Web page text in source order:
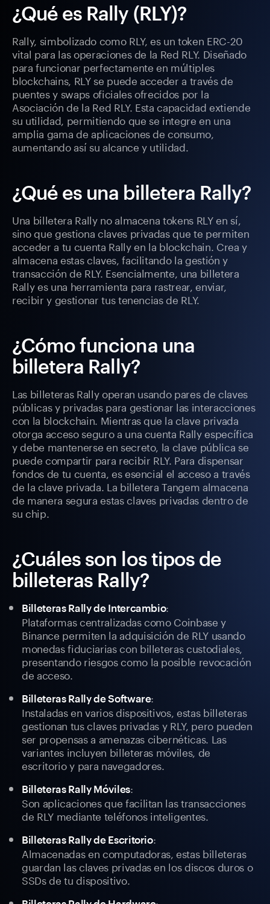
¿Qué es Rally (RLY)?
Rally, simbolizado como RLY, es un token ERC-20
vital para las operaciones de la Red RLY. Diseñado
para funcionar perfectamente en múltiples
blockchains, RLY se puede acceder a través de
puentes y swaps oficiales ofrecidos por la
Asociación de la Red RLY. Esta capacidad extiende
su utilidad, permitiendo que se integre en una
amplia gama de aplicaciones de consumo,
aumentando así su alcance y utilidad.
¿Qué es una billetera Rally?
Una billetera Rally no almacena tokens RLY en sí,
sino que gestiona claves privadas que te permiten
acceder a tu cuenta Rally en la blockchain. Crea y
almacena estas claves, facilitando la gestión y
transacción de RLY. Esencialmente, una billetera
Rally es una herramienta para rastrear, enviar,
recibir y gestionar tus tenencias de RLY.
¿Cómo funciona una
billetera Rally?
Las billeteras Rally operan usando pares de claves
públicas y privadas para gestionar las interacciones
con la blockchain. Mientras que la clave privada
otorga acceso seguro a una cuenta Rally específica
y debe mantenerse en secreto, la clave pública se
puede compartir para recibir RLY. Para dispensar
fondos de tu cuenta, es esencial el acceso a través
de la clave privada. La billetera Tangem almacena
de manera segura estas claves privadas dentro de
su chip.
¿Cuáles son los tipos de
billeteras Rally?
Billeteras Rally de Intercambio:
Plataformas centralizadas como Coinbase y
Binance permiten la adquisición de RLY usando
monedas fiduciarias con billeteras custodiales,
presentando riesgos como la posible revocación
de acceso.
Billeteras Rally de Software:
Instaladas en varios dispositivos, estas billeteras
gestionan tus claves privadas y RLY, pero pueden
ser propensas a amenazas cibernéticas. Las
variantes incluyen billeteras móviles, de
escritorio y para navegadores.
Billeteras Rally Móviles:
Son aplicaciones que facilitan las transacciones
de RLY mediante teléfonos inteligentes.
Billeteras Rally de Escritorio:
Almacenadas en computadoras, estas billeteras
guardan las claves privadas en los discos duros o
SSDs de tu dispositivo.